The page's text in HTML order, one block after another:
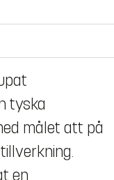
tyska
målet att på
en